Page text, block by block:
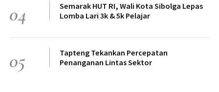
04
Semarak HUT RI, Wali Kota Sibolga Lepas
Lomba Lari 3k & 5k Pelajar
05
Tapteng Tekankan Percepatan
Penanganan Lintas Sektor